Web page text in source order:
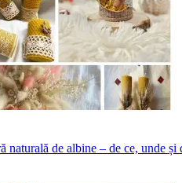
naturală de albine – de ce, unde și